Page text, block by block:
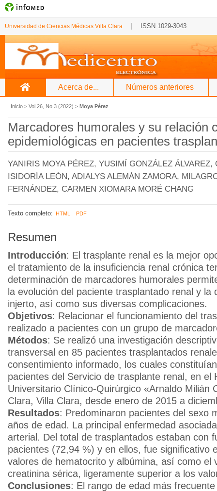
Universidad de Ciencias Médicas Villa Clara ISSN 1029-3043
Acerca de... Números anteriores
Inicio > Vol 26, No 3 (2022) > Moya Pérez
Marcadores humorales y su relación
epidemiológicas en pacientes
YANIRIS MOYA PÉREZ, YUSIMÍ GONZÁLEZ ÁLVAREZ,
ISIDORÍA LEÓN, ADIALYS ALEMÁN ZAMORA,
FERNÁNDEZ, CARMEN XIOMARA MORÉ CHANG
Texto completo: HTML PDF
Resumen
Introducción: El trasplante renal es la mejor
el tratamiento de la insuficiencia renal crónica
determinación de marcadores humorales
la evolución del paciente trasplantado renal y la
injerto, así como sus diversas complicaciones.
Objetivos: Relacionar el funcionamiento del
realizado a pacientes con un grupo de
Métodos: Se realizó una investigación
transversal en 85 pacientes trasplantados
consentimiento informado, los cuales
pacientes del Servicio de trasplante renal, en el
Universitario Clínico-Quirúrgico «Arnaldo Milián
Clara, Villa Clara, desde enero de 2015 a
Resultados: Predominaron pacientes del sexo
años de edad. La principal enfermedad
arterial. Del total de trasplantados estaban con
pacientes (72,94 %) y en ellos, fue significativo
valores de hematocrito y albúmina, así como el
creatinina sérica, ligeramente superior a los
Conclusiones: El rango de edad más